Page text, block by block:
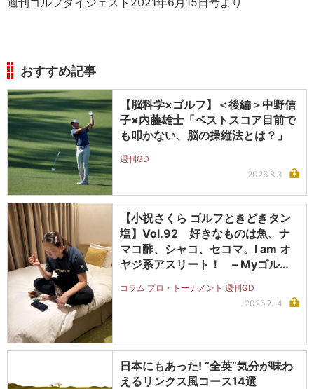
おすすめ記事
【脳科学×ゴルフ】＜後編＞中野信
子×内藤雄士「ベストスコア目前で
も叩かない、脳の操縦法とは？」
週刊GD
2026.8.3
【小祝さくら ゴルフときどきタン
塩】Vol.92 好きなものは魚、ナ
マコ酢、シャコ、セコマ。I am オ
ヤジ系アスリート！ – Myゴルフ
コラム プロ・トーナメント 週刊GD
2026.7.14
日本にもあった! “全英”気分が味わ
えるリンクス風コース14選